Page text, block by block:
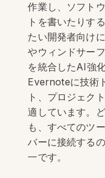
作業し、ソフト
トを書いたりす
たい開発者向け
やウィンドサー
を統合したAI強
Evernoteに技術
ト、プロジェク
適しています。
も、すべてのツ
バーに接続する
一です。